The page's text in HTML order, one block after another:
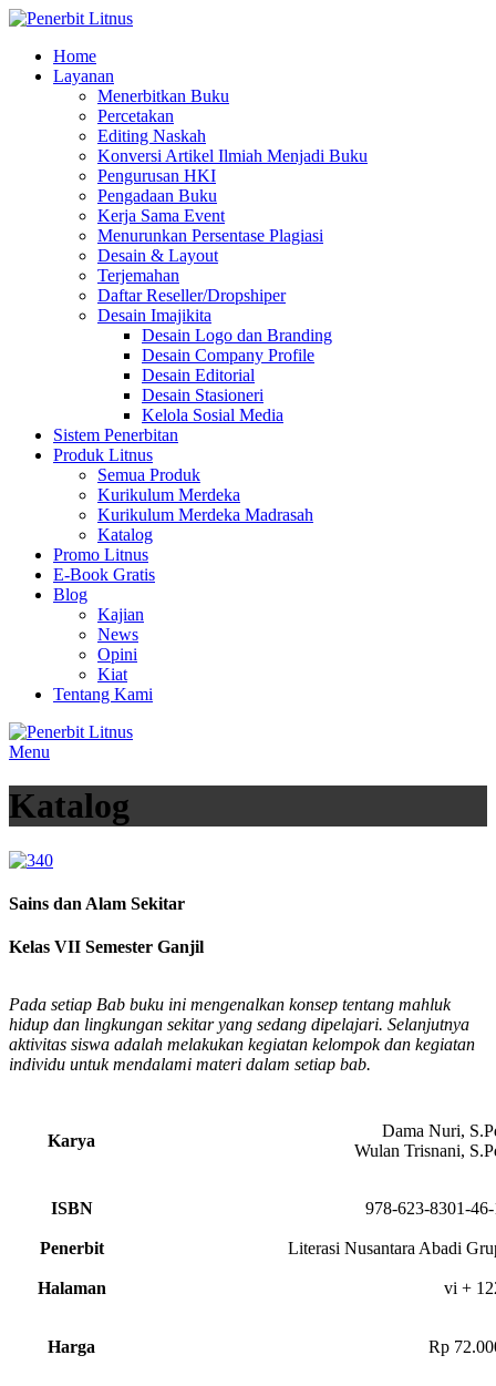
Home
Layanan
Menerbitkan Buku
Percetakan
Editing Naskah
Konversi Artikel Ilmiah Menjadi Buku
Pengurusan HKI
Pengadaan Buku
Kerja Sama Event
Menurunkan Persentase Plagiasi
Desain & Layout
Terjemahan
Daftar Reseller/Dropshiper
Desain Imajikita
Desain Logo dan Branding
Desain Company Profile
Desain Editorial
Desain Stasioneri
Kelola Sosial Media
Sistem Penerbitan
Produk Litnus
Semua Produk
Kurikulum Merdeka
Kurikulum Merdeka Madrasah
Katalog
Promo Litnus
E-Book Gratis
Blog
Kajian
News
Opini
Kiat
Tentang Kami
Menu
Katalog
Sains dan Alam Sekitar
Kelas VII Semester Ganjil
Pada setiap Bab buku ini mengenalkan konsep tentang mahluk
hidup dan lingkungan sekitar yang sedang dipelajari. Selanjutnya
aktivitas siswa adalah melakukan kegiatan kelompok dan kegiatan
individu untuk mendalami materi dalam setiap bab.
Karya
Dama Nuri,
Wulan Trisnani,
ISBN 978-623-8301-
Penerbit Literasi Nusantara Abadi
Halaman vi +
Harga Rp